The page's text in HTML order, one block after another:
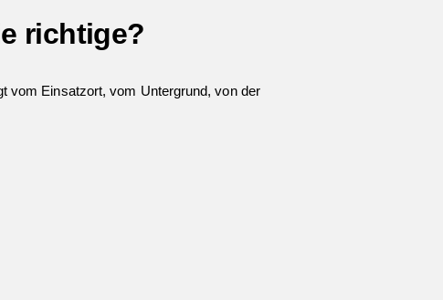
richtige?
vom Einsatzort, vom Untergrund, von der